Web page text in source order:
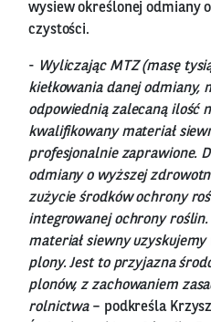
wysiew określonej odmiany
czystości.
- Wyliczając MTZ (masę
kiełkowania danej odmiany,
odpowiednią zalecaną ilość
kwalifikowany materiał
profesjonalnie zaprawione.
odmiany o wyższej
zużycie środków ochrony
integrowanej ochrony
materiał siewny
plony. Jest to przyjazna
plonów, z zachowaniem
rolnictwa– podkreśla